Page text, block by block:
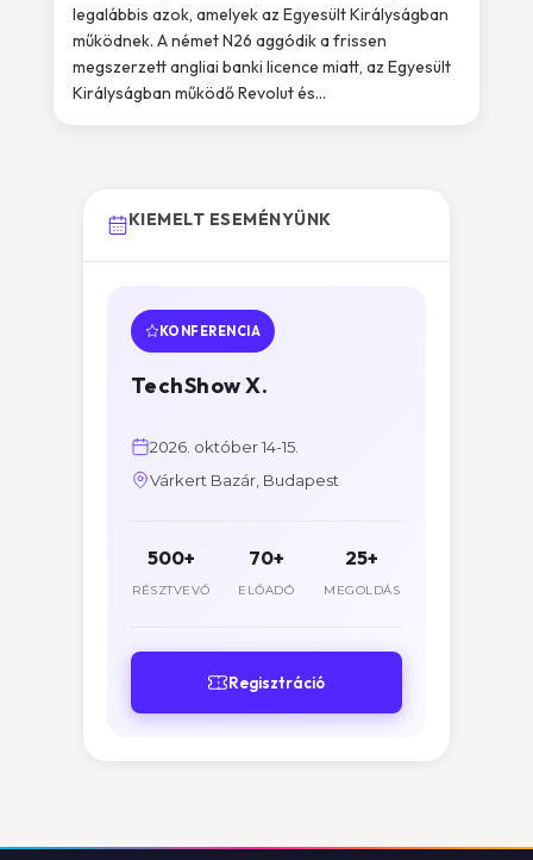
legalábbis azok, amelyek az Egyesült Királyságban
működnek. A német N26 aggódik a frissen
megszerzett angliai banki licence miatt, az Egyesült
Királyságban működő Revolut és...
KIEMELT ESEMÉNYÜNK
KONFERENCIA
TechShow X.
2026. október 14-15.
Várkert Bazár, Budapest
500+
RÉSZTVEVŐ
70+
ELŐADÓ
25+
MEGOLDÁS
Regisztráció